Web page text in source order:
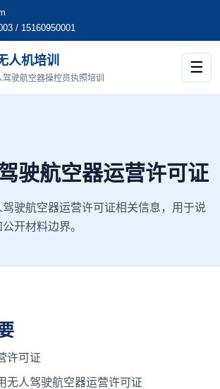
/ 15160950001
人机培训
驶航空器操控员执照培训
☰
驶航空器运营许可证
驶航空器运营许可证相关信息，用于说
开材料边界。
许可证
无人驾驶航空器运营许可证